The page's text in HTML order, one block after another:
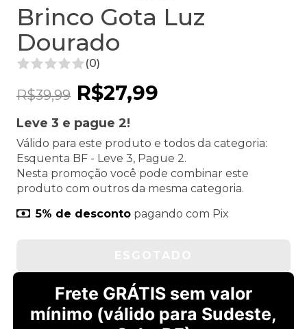
Brinco Gota Luz
Dourado
(0)
R$39,99 R$27,99
Leve 3 e pague 2!
Válido para este produto e todos da categoria:
Esquenta BF - Leve 3, Pague 2.
Nesta promoção você pode combinar este
produto com outros da mesma categoria.
5% de desconto pagando com Pix
Frete GRÁTIS sem valor
mínimo (válido para Sudeste,